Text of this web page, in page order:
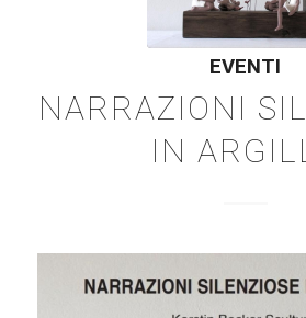
EVENTI
NARRAZIONI
IN